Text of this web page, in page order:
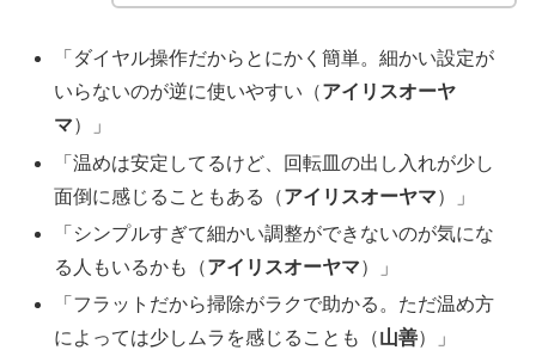
「ダイヤル操作だからとにかく簡単。細かい設定が
いらないのが逆に使いやすい（アイリスオーヤ
マ）」
「温めは安定してるけど、回転皿の出し入れが少し
面倒に感じることもある（アイリスオーヤマ）」
「シンプルすぎて細かい調整ができないのが気にな
る人もいるかも（アイリスオーヤマ）」
「フラットだから掃除がラクで助かる。ただ温め方
によっては少しムラを感じることも（山善）」